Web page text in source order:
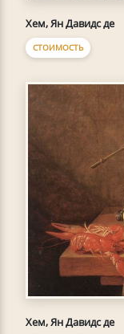
Хем, Ян Давидс де
СТОИМОСТЬ
Хем, Ян Давидс де